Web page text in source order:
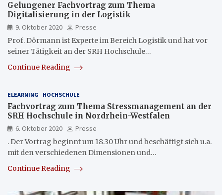
Gelungener Fachvortrag zum Thema
Digitalisierung in der Logistik
9. Oktober 2020
Presse
Prof. Dörmann ist Experte im Bereich Logistik und hat vor
seiner Tätigkeit an der SRH Hochschule…
Continue Reading
ELEARNING HOCHSCHULE
Fachvortrag zum Thema Stressmanagement an der
SRH Hochschule in Nordrhein-Westfalen
6. Oktober 2020
Presse
. Der Vortrag beginnt um 18.30 Uhr und beschäftigt sich u.a.
mit den verschiedenen Dimensionen und…
Continue Reading